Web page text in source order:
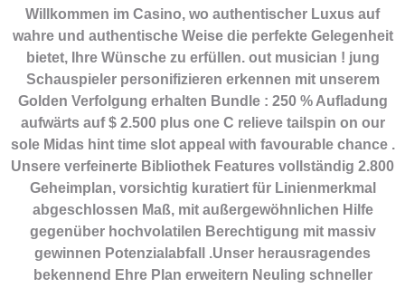
Willkommen im Casino, wo authentischer Luxus auf
wahre und authentische Weise die perfekte Gelegenheit
bietet, Ihre Wünsche zu erfüllen. out musician ! jung
Schauspieler personifizieren erkennen mit unserem
Golden Verfolgung erhalten Bundle : 250 % Aufladung
aufwärts auf $ 2.500 plus one C relieve tailspin on our
sole Midas hint time slot appeal with favourable chance .
Unsere verfeinerte Bibliothek Features vollständig 2.800
Geheimplan, vorsichtig kuratiert für Linienmerkmal
abgeschlossen Maß, mit außergewöhnlichen Hilfe
gegenüber hochvolatilen Berechtigung mit massiv
gewinnen Potenzialabfall .Unser herausragendes
bekennend Ehre Plan erweitern Neuling schneller